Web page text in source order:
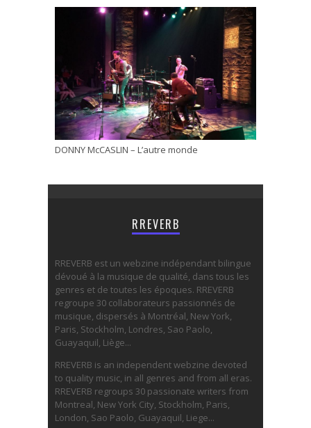
DONNY McCASLIN – L’autre monde
RREVERB
RREVERB est un webzine indépendant bilingue
dévoué à la musique de qualité, dans tous les
genres et de toutes les époques. RREVERB
regroupe 30 collaborateurs passionnés de
musique, dispersés à Montréal, New York,
Paris, Stockholm, Londres, Sao Paolo,
Guayaquil, Liège...
RREVERB is an independent webzine devoted
to quality music, in all genres and from all eras.
RREVERB regroups 30 passionate writers from
Montreal, New York City, Stockholm, Paris,
London, Sao Paolo, Guayaquil, Liege...